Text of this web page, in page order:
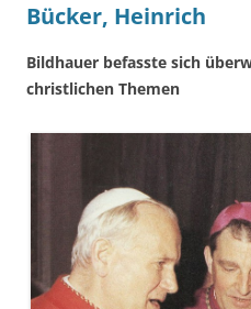
Bücker, Heinrich
Bildhauer befasste sich
christlichen Themen